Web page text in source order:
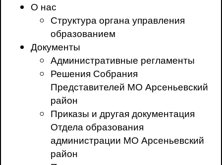
О нас
Структура органа управления
образованием
Документы
Административные регламенты
Решения Собрания
Представителей МО Арсеньевский
район
Приказы и другая документация
Отдела образования
администрации МО Арсеньевский
район